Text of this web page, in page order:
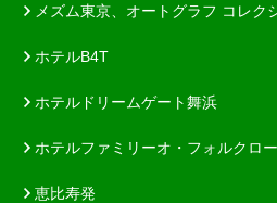
メズム東京、オートグラフ コレク
ホテルB4T
ホテルドリームゲート舞浜
ホテルファミリーオ・フォルクロ
恵比寿発